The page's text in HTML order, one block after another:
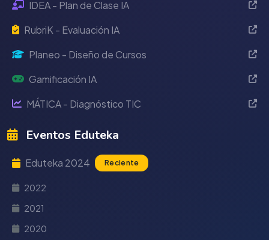
IDEA - Plan de Clase IA
RubriK - Evaluación IA
Planeo - Diseño de Cursos
Gamificación IA
MÁTICA - Diagnóstico TIC
Eventos Eduteka
Eduteka 2024 Reciente
2022
2021
2020